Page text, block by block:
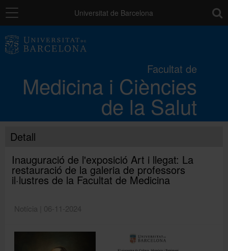
Navegació Universitat de Barcelona
Facultat de
Medicina i Ciències
de la Salut
Els campus
Docència
Mobilitat
Detall
Inauguració de l'exposició Art i llegat: La
restauració de la galeria de professors
il·lustres de la Facultat de Medicina
Notícia | 06-11-2024